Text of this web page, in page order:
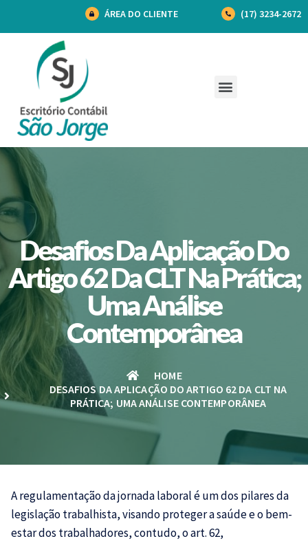
ÁREA DO CLIENTE (17) 3234-2672
Desafios Da Aplicação Do
Artigo 62 Da CLT Na Prática;
Uma Análise
Contemporânea
HOME
DESAFIOS DA APLICAÇÃO DO ARTIGO 62 DA CLT NA
PRÁTICA; UMA ANÁLISE CONTEMPORÂNEA
A regulamentação da jornada laboral é um dos pilares da
legislação trabalhista, visando proteger a saúde e o bem-
estar dos trabalhadores, contudo, o art. 62,